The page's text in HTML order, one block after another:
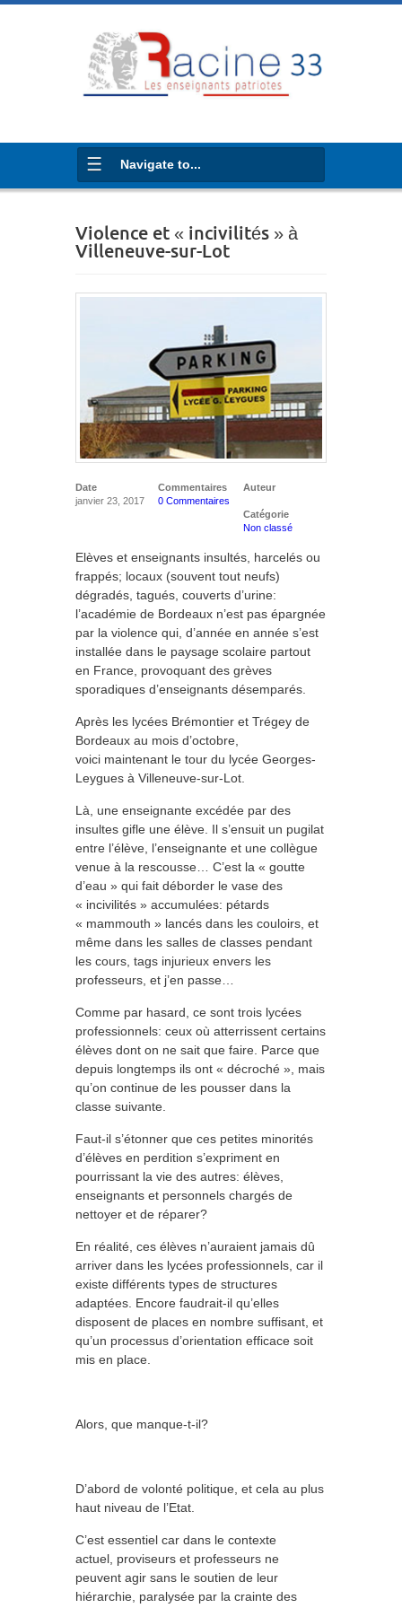
Navigate to...
Violence et « incivilités » à
Villeneuve-sur-Lot
Date
janvier 23, 2017
Commentaires
0 Commentaires
Auteur
Catégorie
Non classé
Elèves et enseignants insultés, harcelés ou
frappés; locaux (souvent tout neufs)
dégradés, tagués, couverts d’urine:
l’académie de Bordeaux n’est pas épargnée
par la violence qui, d’année en année s’est
installée dans le paysage scolaire partout
en France, provoquant des grèves
sporadiques d’enseignants désemparés.
Après les lycées Brémontier et Trégey de
Bordeaux au mois d’octobre,
voici maintenant le tour du lycée Georges-
Leygues à Villeneuve-sur-Lot.
Là, une enseignante excédée par des
insultes gifle une élève. Il s’ensuit un pugilat
entre l’élève, l’enseignante et une collègue
venue à la rescousse… C’est la « goutte
d’eau » qui fait déborder le vase des
« incivilités » accumulées: pétards
« mammouth » lancés dans les couloirs, et
même dans les salles de classes pendant
les cours, tags injurieux envers les
professeurs, et j’en passe…
Comme par hasard, ce sont trois lycées
professionnels: ceux où atterrissent certains
élèves dont on ne sait que faire. Parce que
depuis longtemps ils ont « décroché », mais
qu’on continue de les pousser dans la
classe suivante.
Faut-il s’étonner que ces petites minorités
d’élèves en perdition s’expriment en
pourrissant la vie des autres: élèves,
enseignants et personnels chargés de
nettoyer et de réparer?
En réalité, ces élèves n’auraient jamais dû
arriver dans les lycées professionnels, car il
existe différents types de structures
adaptées. Encore faudrait-il qu’elles
disposent de places en nombre suffisant, et
qu’un processus d’orientation efficace soit
mis en place.
Alors, que manque-t-il?
D’abord de volonté politique, et cela au plus
haut niveau de l’Etat.
C’est essentiel car dans le contexte
actuel, proviseurs et professeurs ne
peuvent agir sans le soutien de leur
hiérarchie, paralysée par la crainte des